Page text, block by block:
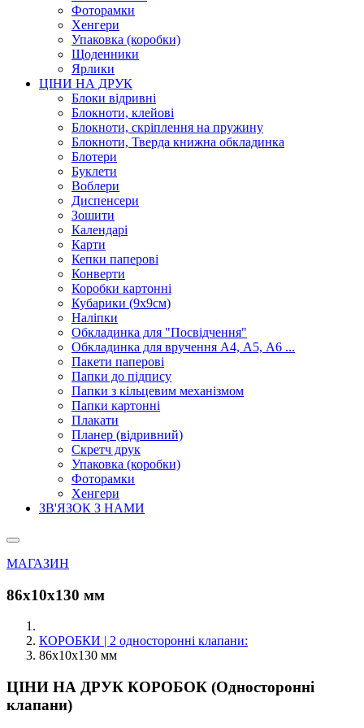
Фоторамки
Хенгери
Упаковка (коробки)
Щоденники
Ярлики
ЦІНИ НА ДРУК
Блоки відривні
Блокноти, клейові
Блокноти, скріплення на пружину
Блокноти, Тверда книжна обкладинка
Блотери
Буклети
Воблери
Диспенсери
Зошити
Календарі
Карти
Кепки паперові
Конверти
Коробки картонні
Кубарики (9х9см)
Наліпки
Обкладинка для "Посвідчення"
Обкладинка для вручення А4, А5, А6 ...
Пакети паперові
Папки до підпису
Папки з кільцевим механізмом
Папки картонні
Плакати
Планер (відривний)
Скретч друк
Упаковка (коробки)
Фоторамки
Хенгери
ЗВ'ЯЗОК З НАМИ
МАГАЗИН
86х10х130 мм
КОРОБКИ | 2 односторонні клапани:
86х10х130 мм
ЦІНИ НА ДРУК КОРОБОК (Односторонні
клапани)